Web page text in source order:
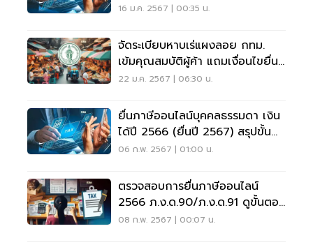
16 ม.ค. 2567 | 00:35 น.
จัดระเบียบหาบเร่แผงลอย กทม.
เข้มคุณสมบัติผู้ค้า แถมเงื่อนไขยื่น
ภาษี
22 ม.ค. 2567 | 06:30 น.
ยื่นภาษีออนไลน์บุคคลธรรมดา เงิน
ได้ปี 2566 (ยื่นปี 2567) สรุปขั้น
ตอนที่นี่
06 ก.พ. 2567 | 01:00 น.
ตรวจสอบการยื่นภาษีออนไลน์
2566 ภ.ง.ด.90/ภ.ง.ด.91 ดูขั้นตอน
ที่นี่
08 ก.พ. 2567 | 00:07 น.